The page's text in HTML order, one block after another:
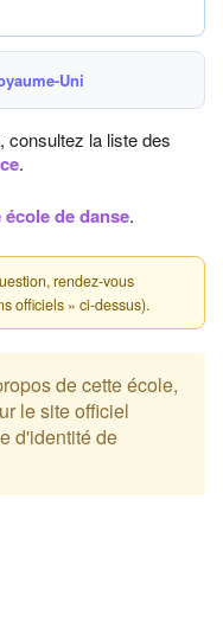
Uni
consultez la liste des
.
de danse.
rendez-vous
officiels » ci-dessus).
de cette école,
le site officiel
d'identité de